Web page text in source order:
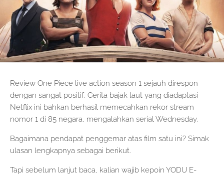
Review One Piece live action season 1 sejauh direspon
dengan sangat positif. Cerita bajak laut yang diadaptasi
Netflix ini bahkan berhasil memecahkan rekor stream
nomor 1 di 85 negara, mengalahkan serial Wednesday.
Bagaimana pendapat penggemar atas film satu ini? Simak
ulasan lengkapnya sebagai berikut.
Tapi sebelum lanjut baca, kalian wajib kepoin YODU E-